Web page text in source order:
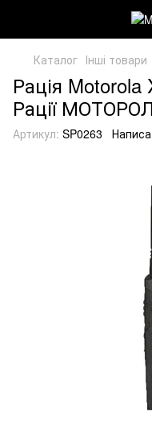
Каталог Інші товари
Рація Motorola
Рації
Артикул: SP0263